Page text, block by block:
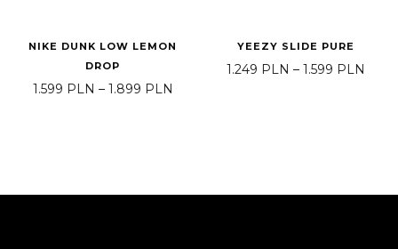
NIKE DUNK LOW LEMON
DROP
1.599 PLN – 1.899 PLN
YEEZY SLIDE PURE
1.249 PLN – 1.599 PLN